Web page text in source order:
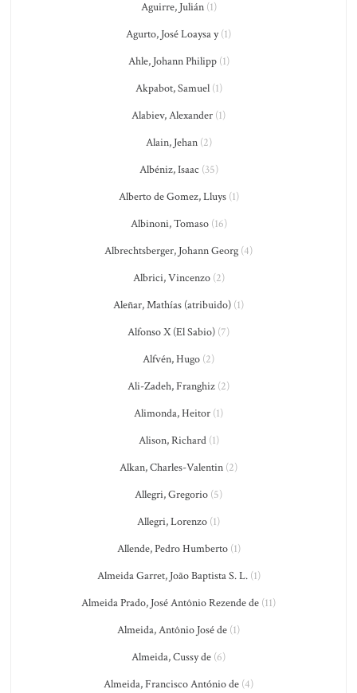
Aguirre, Julián(1)
Agurto, José Loaysa y(1)
Ahle, Johann Philipp(1)
Akpabot, Samuel(1)
Alabiev, Alexander (1)
Alain, Jehan(2)
Albéniz, Isaac (35)
Alberto de Gomez, Lluys(1)
Albinoni, Tomaso(16)
Albrechtsberger, Johann Georg (4)
Albrici, Vincenzo(2)
Aleñar, Mathías (atribuido) (1)
Alfonso X (El Sabio) (7)
Alfvén, Hugo (2)
Ali-Zadeh, Franghiz (2)
Alimonda, Heitor (1)
Alison, Richard(1)
Alkan, Charles-Valentin (2)
Allegri, Gregorio (5)
Allegri, Lorenzo (1)
Allende, Pedro Humberto(1)
Almeida Garret, João Baptista S. L.(1)
Almeida Prado, José Antônio Rezende de (11)
Almeida, Antônio José de (1)
Almeida, Cussy de (6)
Almeida, Francisco António de (4)